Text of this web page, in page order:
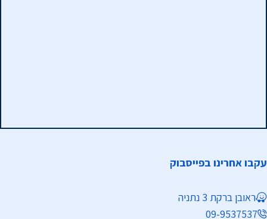
עקבו אחרינו בפייסבוק
ראובן ברקת 3 נתניה
09-9537537